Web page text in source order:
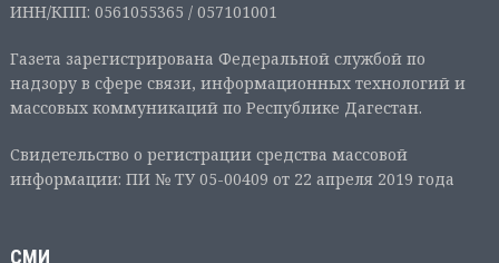
ИНН/КПП: 0561055365 / 057101001
Газета зарегистрирована Федеральной службой по
надзору в сфере связи, информационных технологий и
массовых коммуникаций по Республике Дагестан.
Свидетельство о регистрации средства массовой
информации: ПИ № ТУ 05-00409 от 22 апреля 2019 года
СМИ